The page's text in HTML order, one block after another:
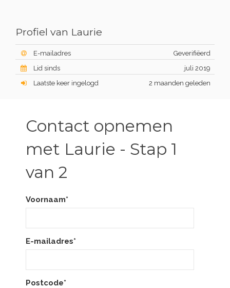
Profiel van Laurie
E-mailadres
Geverifiëerd
Lid sinds
juli 2019
Laatste keer ingelogd
2 maanden geleden
Contact opnemen
met Laurie - Stap 1
van 2
Voornaam*
E-mailadres*
Postcode*